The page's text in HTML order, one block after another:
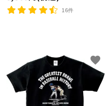
16件
favorite